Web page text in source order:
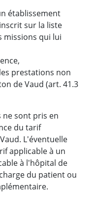
établissement
sur la liste
missions qui lui
prestations non
de Vaud (art. 41.3
ne sont pris en
du tarif
L'éventuelle
applicable à un
à l'hôpital de
du patient ou